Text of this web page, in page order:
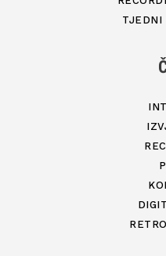
TJEDNI